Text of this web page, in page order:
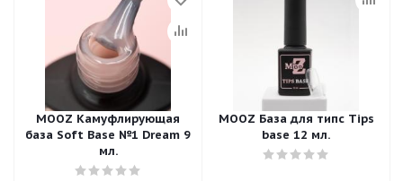
MOOZ Камуфлирующая
база Soft Base №1 Dream 9
мл.
MOOZ База для типс Tips
base 12 мл.